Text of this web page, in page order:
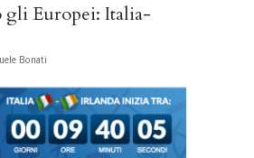
gli Europei: Italia-
Bonati